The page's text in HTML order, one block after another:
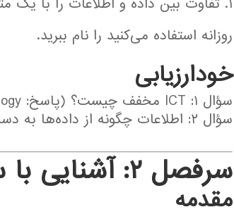
روزانه استفاده می‌کنید را نام ببرید.
خودارزیابی
سؤال ۱: ICT مخفف چیست؟ (پاسخ: Information and Communication Technology)
سؤال ۲: اطلاعات چگونه از داده‌ها به دست می‌آید؟ (پاسخ: با پردازش داده‌ها)
سرفصل ۲: آشنایی با سخت‌افزار
مقدمه